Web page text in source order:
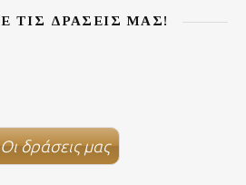
ΤΙΣ ΔΡΆΣΕΙΣ ΜΑΣ!
Οι δράσεις μας